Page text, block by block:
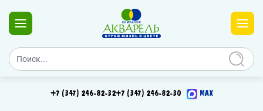
+7 (347) 246-82-32+7 (347) 246-82-30 MAX